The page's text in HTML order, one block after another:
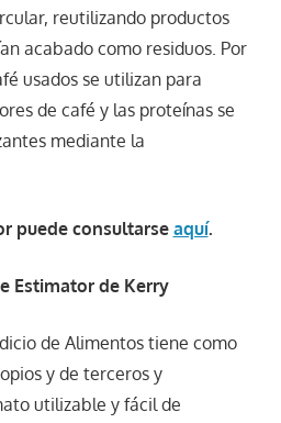
reutilizando productos
acabado como residuos. Por
usados se utilizan para
de café y las proteínas se
mediante la
puede consultarse aquí.
Estimator de Kerry
de Alimentos tiene como
y de terceros y
utilizable y fácil de